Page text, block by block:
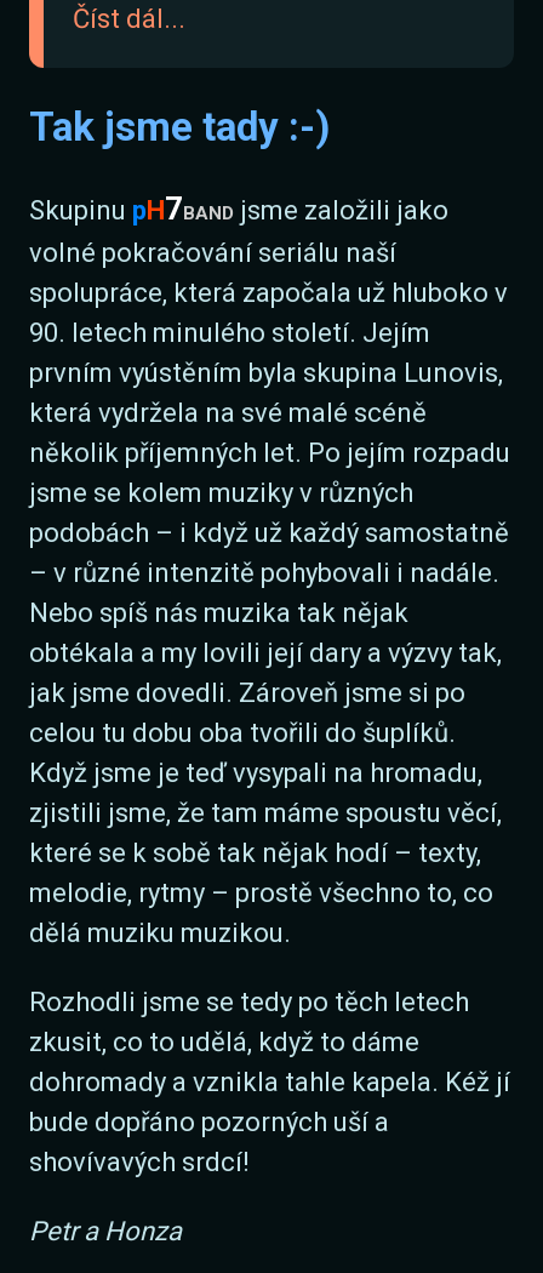
Číst dál...
Tak jsme tady :-)
Skupinu pH7band jsme založili jako
volné pokračování seriálu naší
spolupráce, která započala už hluboko v
90. letech minulého století. Jejím
prvním vyústěním byla skupina Lunovis,
která vydržela na své malé scéně
několik příjemných let. Po jejím rozpadu
jsme se kolem muziky v různých
podobách – i když už každý samostatně
– v různé intenzitě pohybovali i nadále.
Nebo spíš nás muzika tak nějak
obtékala a my lovili její dary a výzvy tak,
jak jsme dovedli. Zároveň jsme si po
celou tu dobu oba tvořili do šuplíků.
Když jsme je teď vysypali na hromadu,
zjistili jsme, že tam máme spoustu věcí,
které se k sobě tak nějak hodí – texty,
melodie, rytmy – prostě všechno to, co
dělá muziku muzikou.
Rozhodli jsme se tedy po těch letech
zkusit, co to udělá, když to dáme
dohromady a vznikla tahle kapela. Kéž jí
bude dopřáno pozorných uší a
shovívavých srdcí!
Petr a Honza